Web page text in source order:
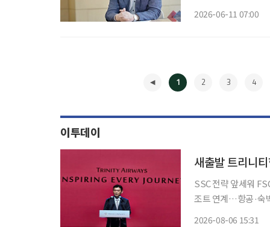
2026-06-11 07:00
1 2 3 4
이투데이
새출발 트리니
SSC 전략 앞세워
조트 연계…항공·숙박 시너지 “트리니티항공은 고객에게 정말
2026-08-06 15:31